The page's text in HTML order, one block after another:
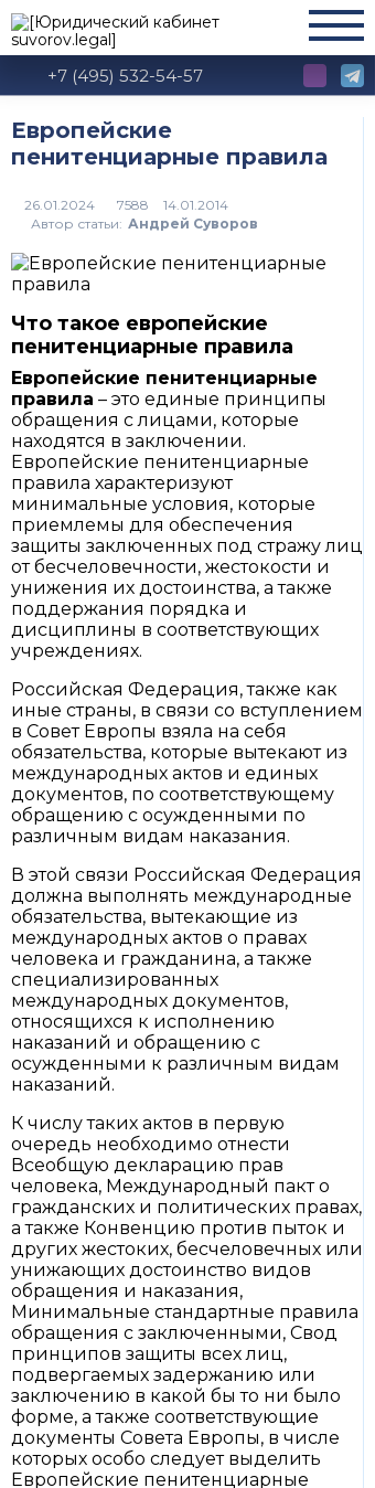
+7 (495) 532-54-57
Европейские
пенитенциарные правила
7588
Автор статьи: Андрей Суворов
Что такое европейские
пенитенциарные правила
Европейские пенитенциарные
правила – это единые принципы
обращения с лицами, которые
находятся в заключении.
Европейские пенитенциарные
правила характеризуют
минимальные условия, которые
приемлемы для обеспечения
защиты заключенных под стражу лиц
от бесчеловечности, жестокости и
унижения их достоинства, а также
поддержания порядка и
дисциплины в соответствующих
учреждениях.
Российская Федерация, также как
иные страны, в связи со вступлением
в Совет Европы взяла на себя
обязательства, которые вытекают из
международных актов и единых
документов, по соответствующему
обращению с осужденными по
различным видам наказания.
В этой связи Российская Федерация
должна выполнять международные
обязательства, вытекающие из
международных актов о правах
человека и гражданина, а также
специализированных
международных документов,
относящихся к исполнению
наказаний и обращению с
осужденными к различным видам
наказаний.
К числу таких актов в первую
очередь необходимо отнести
Всеобщую декларацию прав
человека, Международный пакт о
гражданских и политических правах,
а также Конвенцию против пыток и
других жестоких, бесчеловечных или
унижающих достоинство видов
обращения и наказания,
Минимальные стандартные правила
обращения с заключенными, Свод
принципов защиты всех лиц,
подвергаемых задержанию или
заключению в какой бы то ни было
форме, а также соответствующие
документы Совета Европы, в числе
которых особо следует выделить
Европейские пенитенциарные